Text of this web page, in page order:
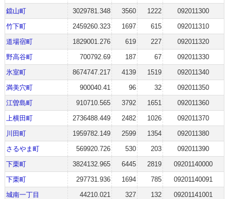
鐺山町
3029781.348 3560 1222
092011300
竹下町
2459260.323 1697 615
092011310
道場宿町
1829001.276 619 227
092011320
野高谷町
700792.69 187 67
092011330
氷室町
8674747.217 4139 1519
092011340
満美穴町
900040.41 96 32
092011350
江曽島町
910710.565 3792 1651
092011360
上横田町
2736488.449 2482 1026
092011370
川田町
1959782.149 2599 1354
092011380
さるやま町
569920.726 530 203
092011390
下栗町
3824132.965 6445 2819
09201140000
下栗町
297731.936 1694 785
09201140091
城南一丁目
44210.021 327 132
09201141001